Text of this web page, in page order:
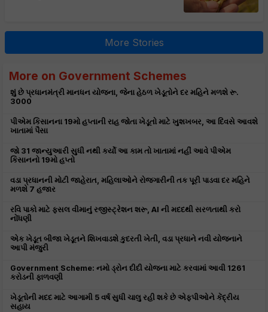
More Stories
More on Government Schemes
શું છે પ્રધાનમંત્રી માનધન યોજના, જેના હેઠળ ખેડૂતોને દર મહિને મળશે રૂ.
3000
પીએમ કિસાનના 19મો હપ્તાની રાહ જોતા ખેડૂતો માટે ખુશખબર, આ દિવસે આવશે
ખાતામાં પૈસા
જો 31 જાન્યુઆરી સુધી નથી કર્યો આ કામ તો ખાતામાં નહીં આવે પીએમ
કિસાનનો 19મો હપ્તો
વડા પ્રધાનની મોટી જાહેરાત, મહિલાઓને રોજગારીની તક પૂરી પાડવા દર મહિને
મળશે 7 હજાર
રવિ પાકો માટે ફસલ વીમાનું રજીસ્ટ્રેશન શરૂ, AI ની મદદથી સરળતાથી કરો
નોંધણી
એક ખેડૂત બીજા ખેડૂતને શિખવાડશે કુદરતી ખેતી, વડા પ્રધાને નવી યોજનાને
આપી મંજુરી
Government Scheme: નમો ડ્રોન દીદી યોજના માટે કરવામાં આવી 1261
કરોડની ફાળવણી
ખેડૂતોની મદદ માટે આગામી 5 વર્ષ સુધી ચાલુ રહી શકે છે એફપીઓને કેંદ્રીય
સહાય